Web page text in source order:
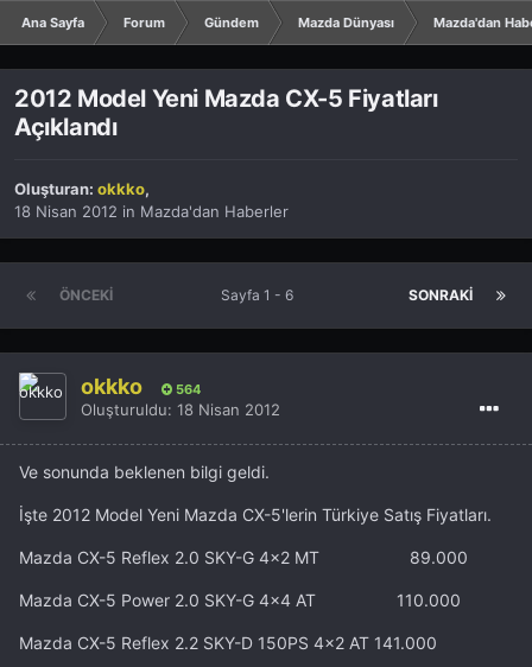
Ana Sayfa Forum Gündem Mazda Dünyası Mazda'dan
2012 Model Yeni Mazda CX-5 Fiyatları
Açıklandı
Oluşturan: okkko,
18 Nisan 2012 in Mazda'dan Haberler
ÖNCEKI SONRAKI
Sayfa 1 - 6
okkko 564
Oluşturuldu: 18 Nisan 2012
Ve sonunda beklenen bilgi geldi.
İşte 2012 Model Yeni Mazda CX-5'lerin Türkiye Satış Fiyatları.
Mazda CX-5 Reflex 2.0 SKY-G 4x2 MT 89.000
Mazda CX-5 Power 2.0 SKY-G 4x4 AT 110.000
Mazda CX-5 Reflex 2.2 SKY-D 150PS 4x2 AT 141.000